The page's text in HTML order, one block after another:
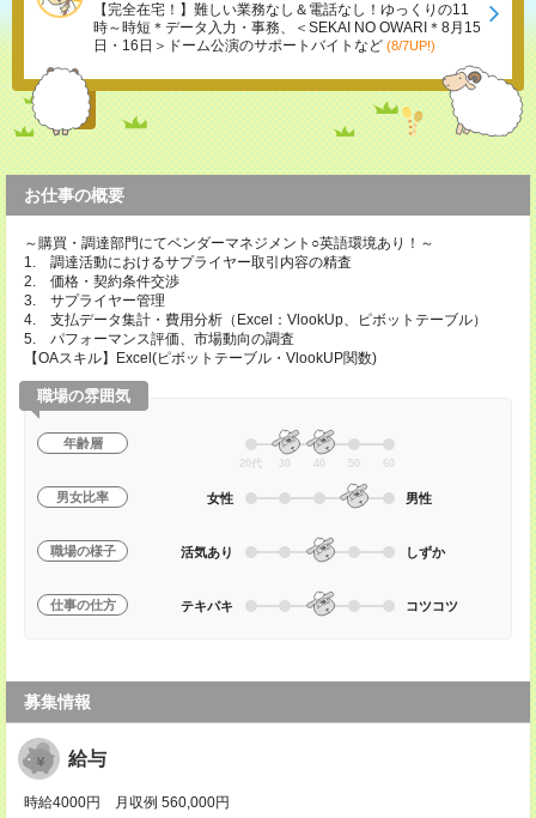
【完全在宅！】難しい業務なし＆電話なし！ゆっくりの11
時～時短＊データ入力・事務、＜SEKAI NO OWARI＊8月15
日・16日＞ドーム公演のサポートバイトなど (8/7UP!)
お仕事の概要
～購買・調達部門にてベンダーマネジメント○英語環境あり！～
1. 調達活動におけるサプライヤー取引内容の精査
2. 価格・契約条件交渉
3. サプライヤー管理
4. 支払データ集計・費用分析（Excel：VlookUp、ピボットテーブル）
5. パフォーマンス評価、市場動向の調査
【OAスキル】Excel(ピボットテーブル・VlookUP関数)
職場の雰囲気
年齢層
20代 30 40 50 60
男女比率 女性 男性
職場の様子 活気あり しずか
仕事の仕方 テキパキ コツコツ
募集情報
給与
時給4000円 月収例 560,000円